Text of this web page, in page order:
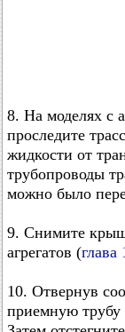
8. На моделях с
проследите
жидкости от
трубопроводы
можно было
9. Снимите
агрегатов (глава
10. Отвернув
приемную трубу